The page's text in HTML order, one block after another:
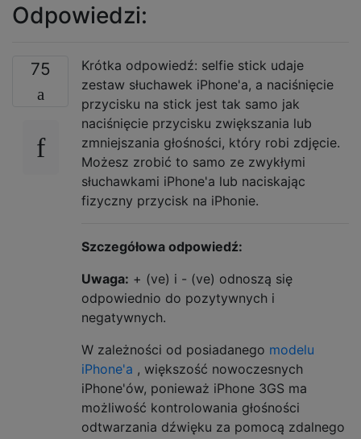
Odpowiedzi:
75
Krótka odpowiedź: selfie stick udaje
zestaw słuchawek iPhone'a, a naciśnięcie
przycisku na stick jest tak samo jak
naciśnięcie przycisku zwiększania lub
zmniejszania głośności, który robi zdjęcie.
Możesz zrobić to samo ze zwykłymi
słuchawkami iPhone'a lub naciskając
fizyczny przycisk na iPhonie.
Szczegółowa odpowiedź:
Uwaga: + (ve) i - (ve) odnoszą się
odpowiednio do pozytywnych i
negatywnych.
W zależności od posiadanego modelu
iPhone'a , większość nowoczesnych
iPhone'ów, ponieważ iPhone 3GS ma
możliwość kontrolowania głośności
odtwarzania dźwięku za pomocą zdalnego